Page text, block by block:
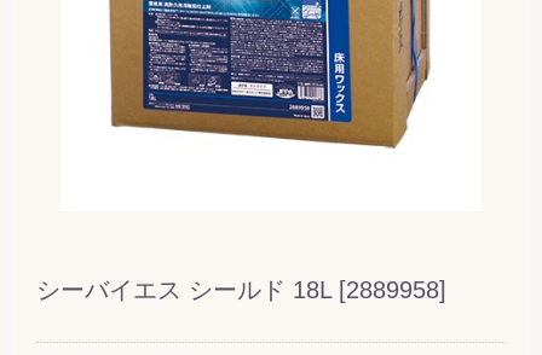
シーバイエス シールド 18L [2889958]